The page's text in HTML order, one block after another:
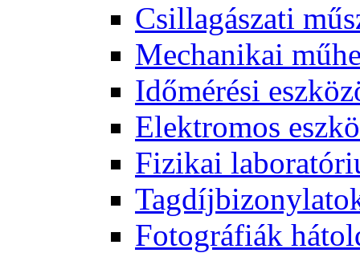
Csil­la­gá­sza­ti
Me­cha­ni­kai
Idő­mé­ré­si
Elekt­ro­mos
Fi­zi­kai
Fo­tog­rá­fi­ák